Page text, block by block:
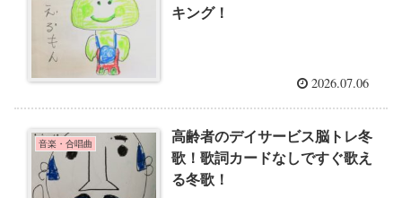
キング！
2026.07.06
音楽・合唱曲
高齢者のデイサービス脳トレ冬
歌！歌詞カードなしですぐ歌え
る冬歌！